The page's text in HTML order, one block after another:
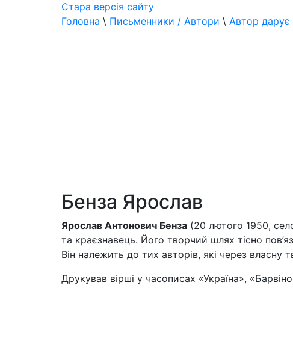
Стара версія сайту
Головна \ Письменники / Автори \ Автор дарує
Бенза Ярослав
Ярослав Антонович Бенза (20 лютого 1950,
та краєзнавець. Його творчий шлях тісно
Він належить до тих авторів, які через власну
Друкував вірші у часописах «Україна»,